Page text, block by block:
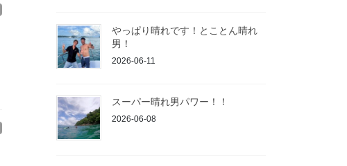
やっぱり晴れです！とことん晴れ
男！
2026-06-11
スーパー晴れ男パワー！！
2026-06-08